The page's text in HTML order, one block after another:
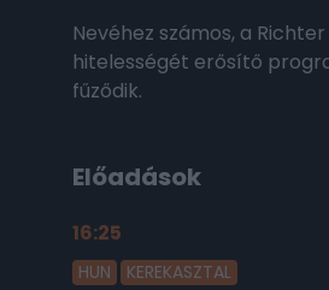
Nevéhez számos, a
hitelességét erősítő
fűződik.
Előadások
16:25
HUN KEREKASZTAL